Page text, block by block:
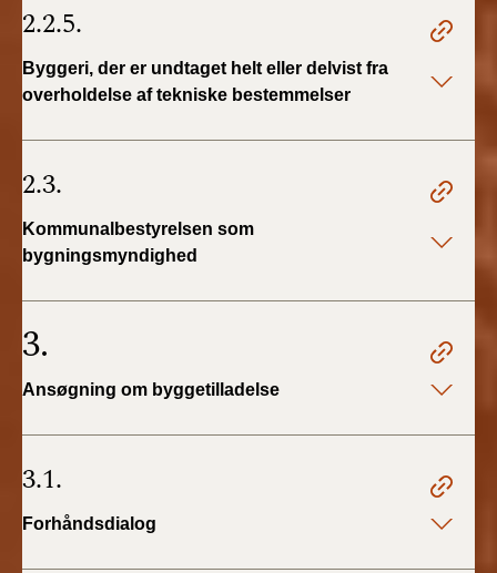
2.2.5.
Byggeri, der er undtaget helt eller delvist fra
overholdelse af tekniske bestemmelser
2.3.
Kommunalbestyrelsen som
bygningsmyndighed
3.
Ansøgning om byggetilladelse
3.1.
Forhåndsdialog